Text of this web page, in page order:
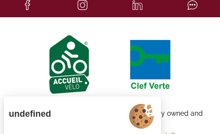
Each BWH℠ Hotels property is independently owned and
undefined